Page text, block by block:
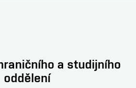
a studijního
oddělení